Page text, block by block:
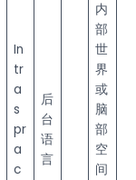
In
tr
a
s
pr
a
c
后
台
语
言
内
部
世
界
或
脑
部
空
间